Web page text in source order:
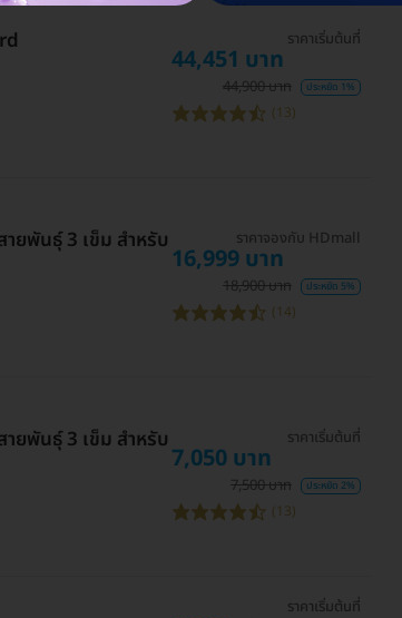
ราคาเริ่มต้นที่
44,451 บาท
44,900 บาท ประหยัด 1%
(13)
ยพันธุ์ 3 เข็ม สำหรับ
ราคาจองกับ HDmall
16,999 บาท
18,900 บาท ประหยัด 5%
(14)
ยพันธุ์ 3 เข็ม สำหรับ
ราคาเริ่มต้นที่
7,050 บาท
7,500 บาท ประหยัด 2%
(13)
ราคาเริ่มต้นที่